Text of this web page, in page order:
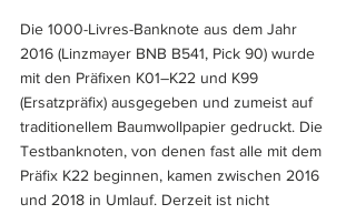
Die 1000-Livres-Banknote aus dem Jahr
2016 (Linzmayer BNB B541, Pick 90) wurde
mit den Präfixen K01–K22 und K99
(Ersatzpräfix) ausgegeben und zumeist auf
traditionellem Baumwollpapier gedruckt. Die
Testbanknoten, von denen fast alle mit dem
Präfix K22 beginnen, kamen zwischen 2016
und 2018 in Umlauf. Derzeit ist nicht